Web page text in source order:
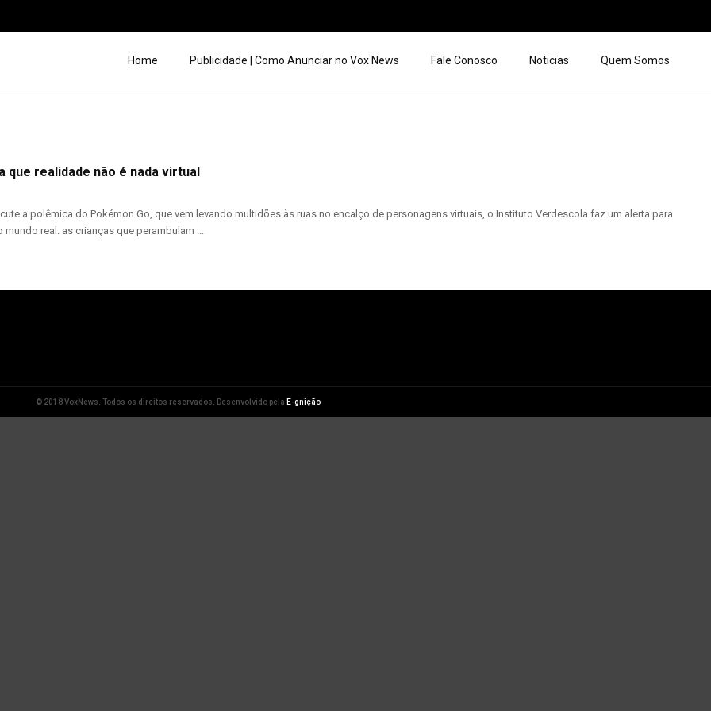
Home Publicidade | Como Anunciar no Vox News Fale Conosco Noticias Quem Somos
que realidade não é nada virtual
a polêmica do Pokémon Go, que vem levando multidões às ruas no encalço de personagens virtuais, o Instituto Verdescola faz um alerta para
mundo real: as crianças que perambulam ...
© 2018 VoxNews. Todos os direitos reservados. Desenvolvido pela E-gnição